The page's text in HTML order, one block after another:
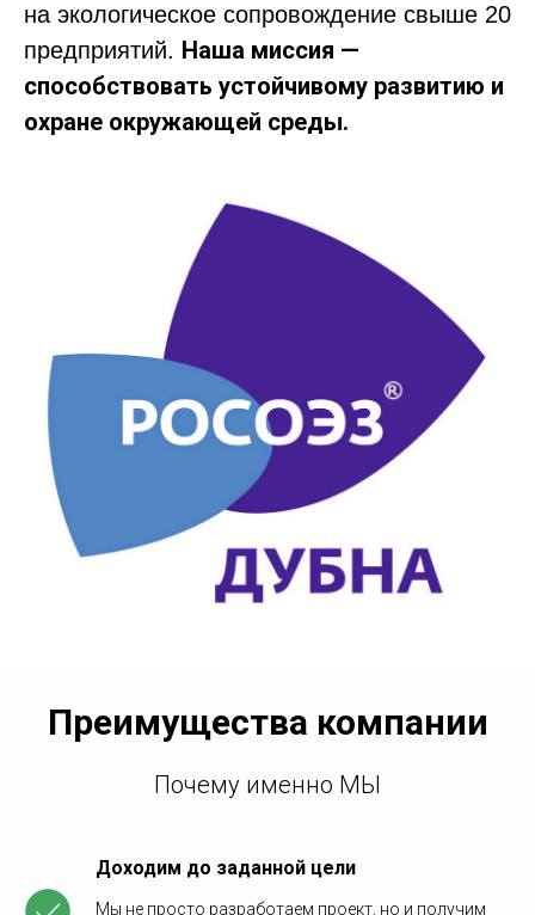
на экологическое сопровождение свыше 20
предприятий. Наша миссия —
способствовать устойчивому развитию и
охране окружающей среды.
Преимущества компании
Почему именно МЫ
Доходим до заданной цели
Мы не просто разработаем проект, но и получим